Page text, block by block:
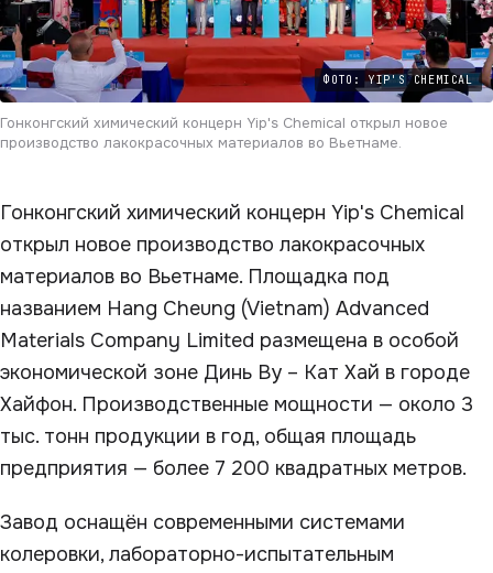
ФОТО: YIP'S CHEMICAL
Гонконгский химический концерн Yip's Chemical открыл новое
производство лакокрасочных материалов во Вьетнаме.
Гонконгский химический концерн Yip's Chemical
открыл новое производство лакокрасочных
материалов во Вьетнаме. Площадка под
названием Hang Cheung (Vietnam) Advanced
Materials Company Limited размещена в особой
экономической зоне Динь Ву – Кат Хай в городе
Хайфон. Производственные мощности — около 3
тыс. тонн продукции в год, общая площадь
предприятия — более 7 200 квадратных метров.
Завод оснащён современными системами
колеровки, лабораторно-испытательным